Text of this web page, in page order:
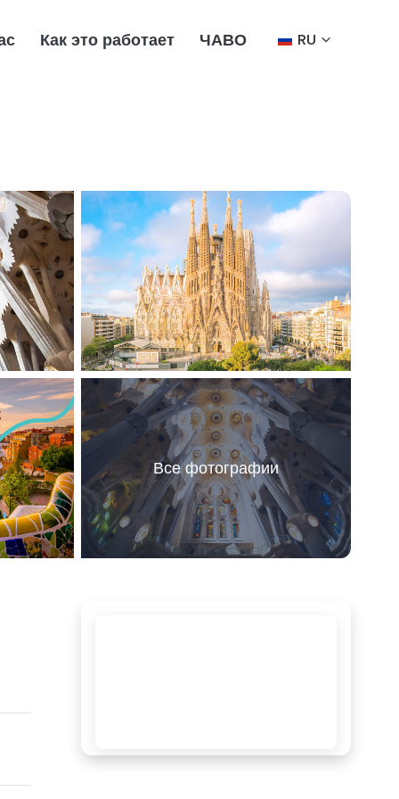
Как это работает ЧАВО RU
Все фотографии